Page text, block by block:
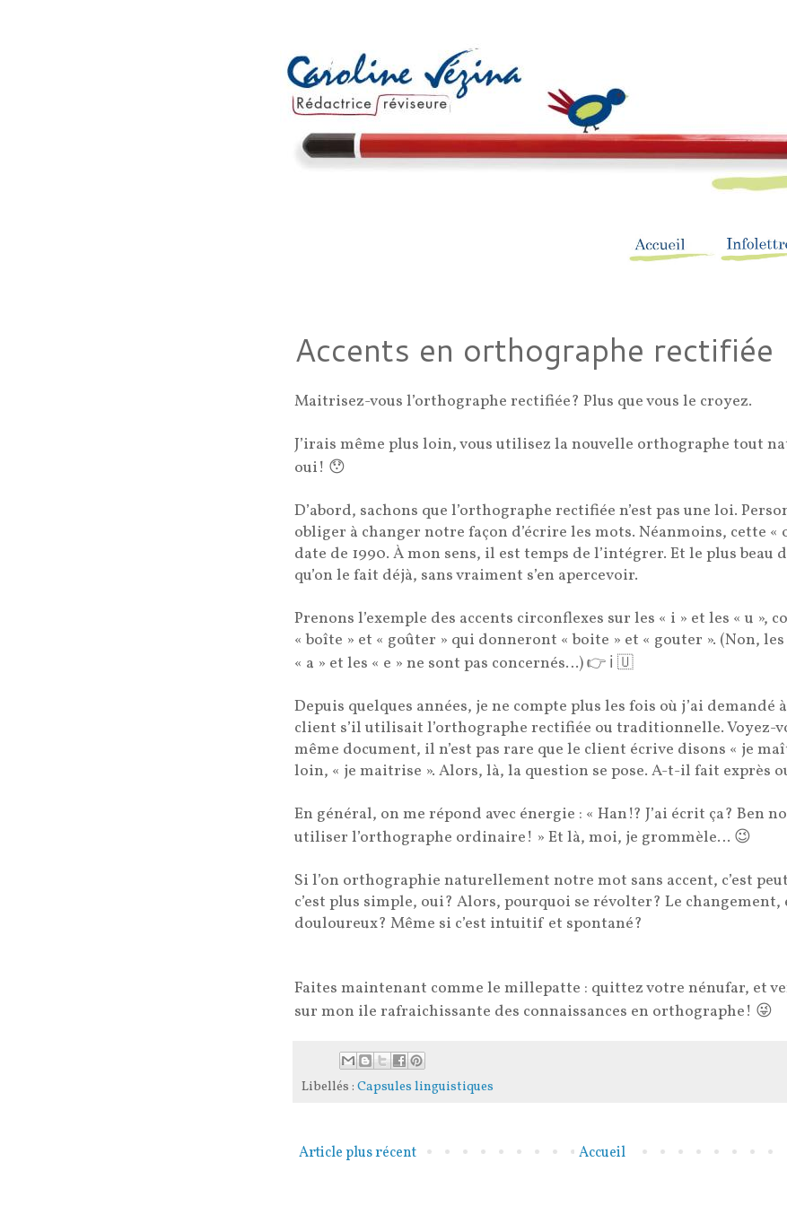
Accents en orthographe rectifiée
Maitrisez-vous l’orthographe rectifiée? Plus que vous le croyez.
J’irais même plus loin, vous utilisez la nouvelle orthographe tout
oui! 😯
D’abord, sachons que l’orthographe rectifiée n’est pas une loi.
obliger à changer notre façon d’écrire les mots. Néanmoins, cette
date de 1990. À mon sens, il est temps de l’intégrer. Et le plus beau
qu’on le fait déjà, sans vraiment s’en apercevoir.
Prenons l’exemple des accents circonflexes sur les « i » et les « u »,
« boîte » et « goûter » qui donneront « boite » et « gouter ». (Non,
« a » et les « e » ne sont pas concernés…) 👉 ℹ️ 🇺
Depuis quelques années, je ne compte plus les fois où j’ai demandé
client s’il utilisait l’orthographe rectifiée ou traditionnelle. Voyez-
même document, il n’est pas rare que le client écrive disons « je
loin, « je maitrise ». Alors, là, la question se pose. A-t-il fait exprès
En général, on me répond avec énergie : « Han!? J’ai écrit ça? Ben
utiliser l’orthographe ordinaire! » Et là, moi, je grommèle… 😉
Si l’on orthographie naturellement notre mot sans accent, c’est
c’est plus simple, oui? Alors, pourquoi se révolter? Le changement,
douloureux? Même si c’est intuitif et spontané?
Faites maintenant comme le millepatte : quittez votre nénufar, et
sur mon ile rafraichissante des connaissances en orthographe! 😜
Libellés : Capsules linguistiques
Article plus récent Accueil